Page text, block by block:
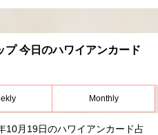
プ 今日のハワイアンカード
Monthly
10月19日のハワイアンカード占